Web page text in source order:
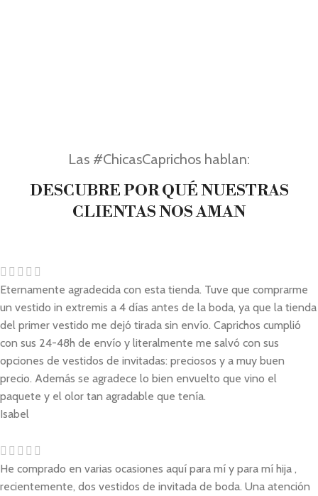
Las #ChicasCaprichos hablan:
DESCUBRE POR QUÉ NUESTRAS
CLIENTAS NOS AMAN
Eternamente agradecida con esta tienda. Tuve que comprarme
un vestido in extremis a 4 días antes de la boda, ya que la tienda
del primer vestido me dejó tirada sin envío. Caprichos cumplió
con sus 24-48h de envío y literalmente me salvó con sus
opciones de vestidos de invitadas: preciosos y a muy buen
precio. Además se agradece lo bien envuelto que vino el
paquete y el olor tan agradable que tenía.
Isabel
He comprado en varias ocasiones aquí para mí y para mí hija ,
recientemente, dos vestidos de invitada de boda. Una atención